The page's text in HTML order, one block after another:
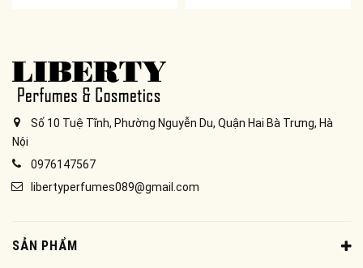
Số 10 Tuệ Tĩnh, Phường Nguyễn Du, Quận Hai Bà Trưng, Hà
Nội
0976147567
libertyperfumes089@gmail.com
SẢN PHẨM